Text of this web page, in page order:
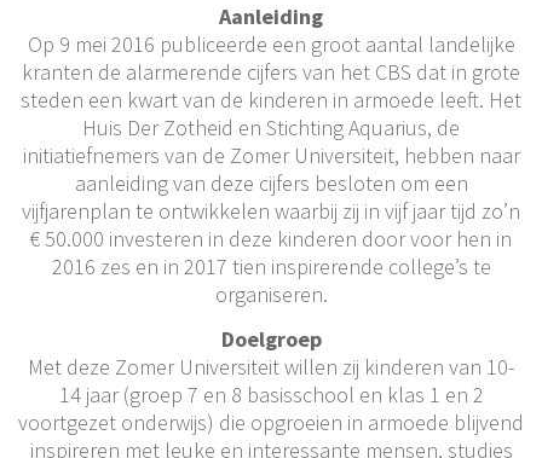
Aanleiding
Op 9 mei 2016 publiceerde een groot aantal landelijke
kranten de alarmerende cijfers van het CBS dat in grote
steden een kwart van de kinderen in armoede leeft. Het
Huis Der Zotheid en Stichting Aquarius, de
initiatiefnemers van de Zomer Universiteit, hebben naar
aanleiding van deze cijfers besloten om een
vijfjarenplan te ontwikkelen waarbij zij in vijf jaar tijd zo’n
€ 50.000 investeren in deze kinderen door voor hen in
2016 zes en in 2017 tien inspirerende college’s te
organiseren.
Doelgroep
Met deze Zomer Universiteit willen zij kinderen van 10-
14 jaar (groep 7 en 8 basisschool en klas 1 en 2
voortgezet onderwijs) die opgroeien in armoede blijvend
inspireren met leuke en interessante mensen, studies